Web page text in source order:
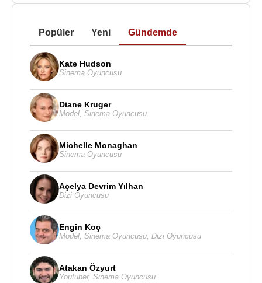
Popüler Yeni Gündemde
Kate Hudson
Sinema Oyuncusu
Diane Kruger
Model Sinema Oyuncusu
Michelle Monaghan
Sinema Oyuncusu
Açelya Devrim Yılhan
Dizi Oyuncusu
Engin Koç
Model Sinema Oyuncusu Dizi Oyuncusu
Atakan Özyurt
Youtuber, Sinema Oyuncusu